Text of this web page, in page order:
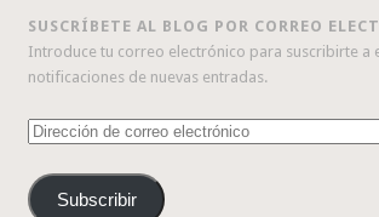
SUSCRÍBETE AL BLOG POR CORREO
Introduce tu correo electrónico para suscribirte a
notificaciones de nuevas entradas.
Dirección
correo
electrónico
Subscribir